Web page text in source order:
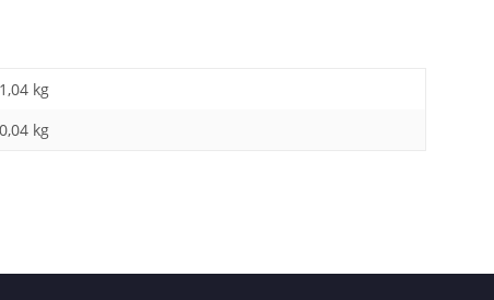
1,04 kg
0,04 kg